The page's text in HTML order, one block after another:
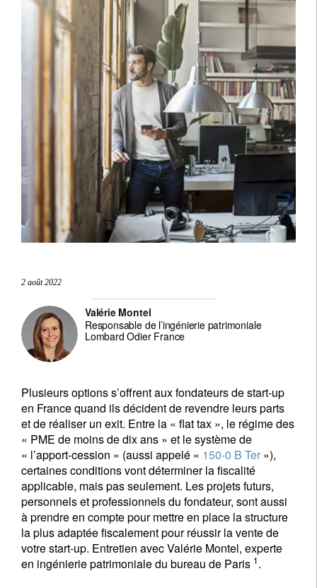
2 août 2022
Valérie Montel
Responsable de l’ingénierie patrimoniale
Lombard Odier France
Plusieurs options s’offrent aux fondateurs de start-up
en France quand ils décident de revendre leurs parts
et de réaliser un exit. Entre la « flat tax », le régime des
« PME de moins de dix ans » et le système de
« l’apport-cession » (aussi appelé « 150-0 B Ter »),
certaines conditions vont déterminer la fiscalité
applicable, mais pas seulement. Les projets futurs,
personnels et professionnels du fondateur, sont aussi
à prendre en compte pour mettre en place la structure
la plus adaptée fiscalement pour réussir la vente de
votre start-up. Entretien avec Valérie Montel, experte
en ingénierie patrimoniale du bureau de Paris 1.